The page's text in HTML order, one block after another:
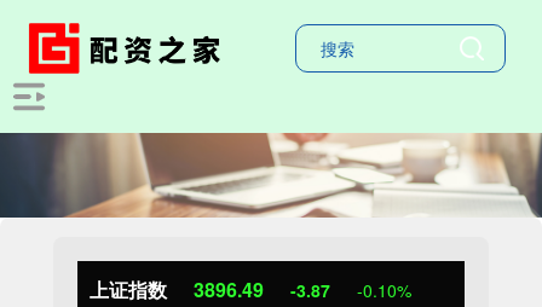
上证指数 3896.49 -3.87 -0.10%